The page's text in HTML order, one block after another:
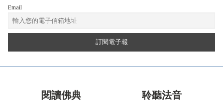
Email
閱讀佛典 聆聽法音